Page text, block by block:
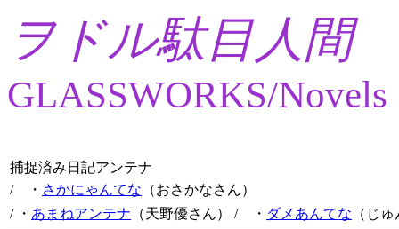
ヲドル駄目人間
GLASSWORKS/Novels
捕捉済み日記アンテナ
/ ・ さかにゃんてな （おさかなさん）
/ ・ あまねアンテナ （天野優さん） / ・ ダメあんてな （じ